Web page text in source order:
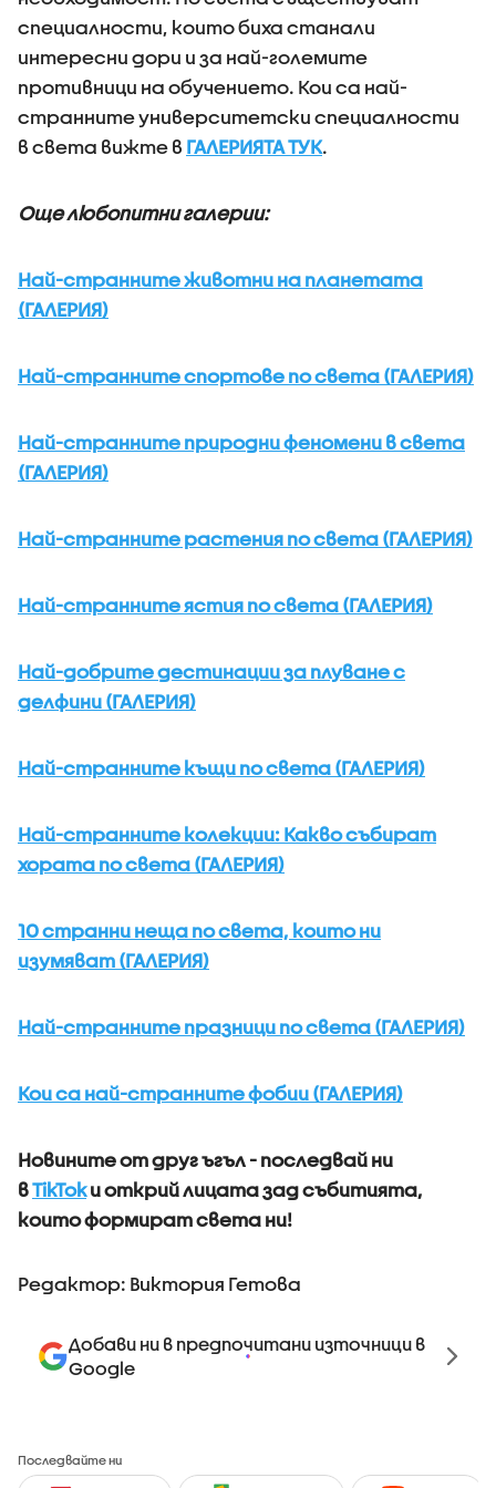
специалности, които биха станали
интересни дори и за най-големите
противници на обучението. Кои са най-
странните университетски специалности
в света вижте в ГАЛЕРИЯТА ТУК.
Още любопитни галерии:
Най-странните животни на планетата
(ГАЛЕРИЯ)
Най-странните спортове по света (ГАЛЕРИЯ)
Най-странните природни феномени в света
(ГАЛЕРИЯ)
Най-странните растения по света (ГАЛЕРИЯ)
Най-странните ястия по света (ГАЛЕРИЯ)
Най-добрите дестинации за плуване с
делфини (ГАЛЕРИЯ)
Най-странните къщи по света (ГАЛЕРИЯ)
Най-странните колекции: Какво събират
хората по света (ГАЛЕРИЯ)
10 странни неща по света, които ни
изумяват (ГАЛЕРИЯ)
Най-странните празници по света (ГАЛЕРИЯ)
Кои са най-странните фобии (ГАЛЕРИЯ)
Новините от друг ъгъл - последвай ни
вTikTokи открий лицата зад събитията,
които формират света ни!
Редактор: Виктория Гетова
Добави ни в предпочитани източници в
Google
Последвайте ни